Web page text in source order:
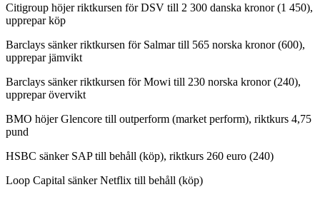
Citigroup höjer riktkursen för DSV till 2 300 danska kronor (1 450),
upprepar köp
Barclays sänker riktkursen för Salmar till 565 norska kronor (600),
upprepar jämvikt
Barclays sänker riktkursen för Mowi till 230 norska kronor (240),
upprepar övervikt
BMO höjer Glencore till outperform (market perform), riktkurs 4,75
pund
HSBC sänker SAP till behåll (köp), riktkurs 260 euro (240)
Loop Capital sänker Netflix till behåll (köp)